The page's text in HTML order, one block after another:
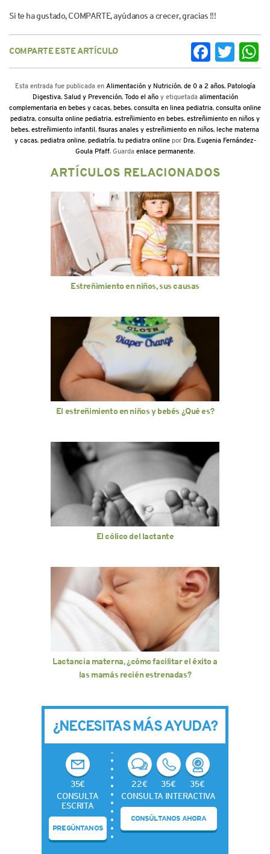
Si te ha gustado, COMPARTE, ayúdanos a crecer, gracias !!!
COMPARTE ESTE ARTÍCULO FacebookTwitter
Esta entrada fue publicada en Alimentación y Nutrición, de 0 a 2 años, Patología
Digestiva, Salud y Prevención, Todo el añoy etiquetada alimentación
complementaria en bebes y cacas, bebes, consulta en linea pediatria, consulta online
pediatra, consulta online pediatria, estreñimiento en bebes, estreñimiento en niños y
bebes, estreñimiento infantil, fisuras anales y estreñimiento en niños, leche materna
y cacas, pediatra online, pediatría, tu pediatra onlinepor Dra. Eugenia Fernández-
Goula Pfaff. Guarda enlace permanente.
ARTÍCULOS RELACIONADOS
Estreñimiento en niños, sus causas
El estreñimiento en niños y bebés ¿Qué es?
El cólico del lactante
Lactancia materna, ¿cómo facilitar el éxito a
las mamás recién estrenadas?
¿NECESITAS MÁS AYUDA?
35€
CONSULTA
ESCRITA
PREGÚNTANOS
22€ 35€
35€
CONSULTA INTERACTIVA
CONSÚLTANOS AHORA